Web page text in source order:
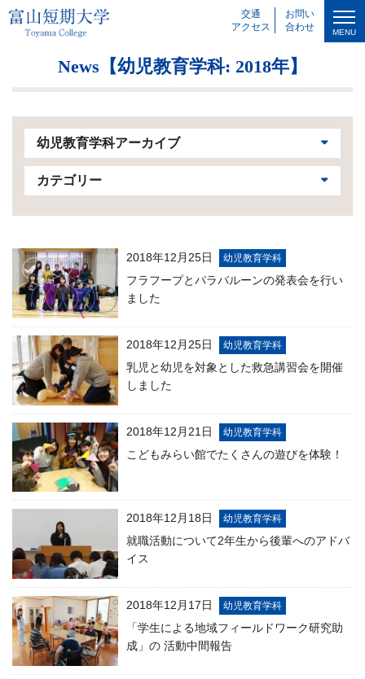
交通
アクセス
お問い
合わせ
MENU
News【幼児教育学科: 2018年】
幼児教育学科アーカイブ
カテゴリー
2018年12月25日 幼児教育学科
フラフープとパラバルーンの発表会を行い
ました
2018年12月25日 幼児教育学科
乳児と幼児を対象とした救急講習会を開催
しました
2018年12月21日 幼児教育学科
こどもみらい館でたくさんの遊びを体験！
2018年12月18日 幼児教育学科
就職活動について2年生から後輩へのアドバ
イス
2018年12月17日 幼児教育学科
「学生による地域フィールドワーク研究助
成」の 活動中間報告